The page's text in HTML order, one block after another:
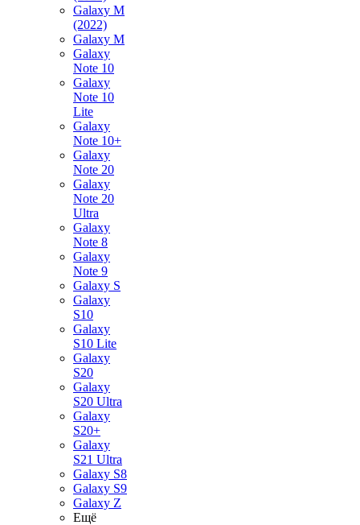
Galaxy M
(2022)
Galaxy M
Galaxy
Note 10
Galaxy
Note 10
Lite
Galaxy
Note 10+
Galaxy
Note 20
Galaxy
Note 20
Ultra
Galaxy
Note 8
Galaxy
Note 9
Galaxy S
Galaxy
S10
Galaxy
S10 Lite
Galaxy
S20
Galaxy
S20 Ultra
Galaxy
S20+
Galaxy
S21 Ultra
Galaxy S8
Galaxy S9
Galaxy Z
Ещё